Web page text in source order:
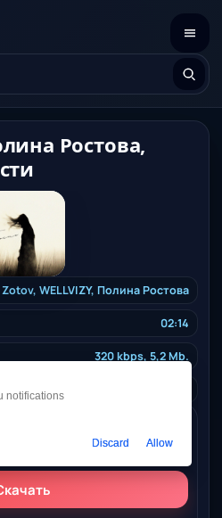
Ростова,
, WELLVIZY, Полина Ростова
02:14
320 kbps, 5,2 Mb.
Vlad Zotov, Полина Ростова, WELLVIZY – Прости
notifications
Discard Allow